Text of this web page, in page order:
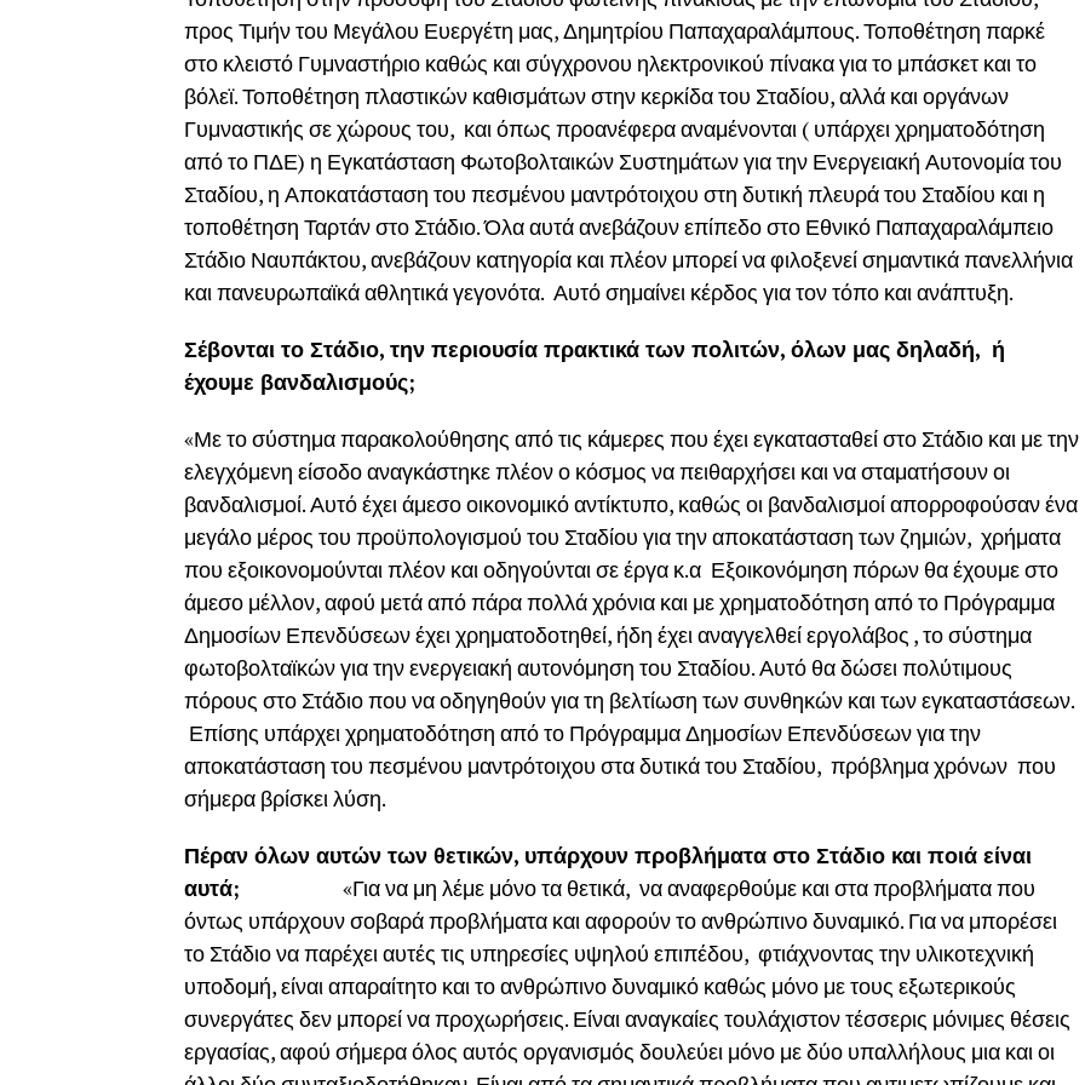
προς Τιμήν του Μεγάλου Ευεργέτη μας, Δημητρίου Παπαχαραλάμπους. Τοποθέτηση παρκέ
στο κλειστό Γυμναστήριο καθώς και σύγχρονου ηλεκτρονικού πίνακα για το μπάσκετ και το
βόλεϊ. Τοποθέτηση πλαστικών καθισμάτων στην κερκίδα του Σταδίου, αλλά και οργάνων
Γυμναστικής σε χώρους του, και όπως προανέφερα αναμένονται ( υπάρχει χρηματοδότηση
από το ΠΔΕ) η Εγκατάσταση Φωτοβολταικών Συστημάτων για την Ενεργειακή Αυτονομία του
Σταδίου, η Αποκατάσταση του πεσμένου μαντρότοιχου στη δυτική πλευρά του Σταδίου και η
τοποθέτηση Ταρτάν στο Στάδιο. Όλα αυτά ανεβάζουν επίπεδο στο Εθνικό Παπαχαραλάμπειο
Στάδιο Ναυπάκτου, ανεβάζουν κατηγορία και πλέον μπορεί να φιλοξενεί σημαντικά πανελλήνια
και πανευρωπαϊκά αθλητικά γεγονότα. Αυτό σημαίνει κέρδος για τον τόπο και ανάπτυξη.
Σέβονται το Στάδιο, την περιουσία πρακτικά των πολιτών, όλων μας δηλαδή, ή
έχουμε βανδαλισμούς;
«Με το σύστημα παρακολούθησης από τις κάμερες που έχει εγκατασταθεί στο Στάδιο και με την
ελεγχόμενη είσοδο αναγκάστηκε πλέον ο κόσμος να πειθαρχήσει και να σταματήσουν οι
βανδαλισμοί. Αυτό έχει άμεσο οικονομικό αντίκτυπο, καθώς οι βανδαλισμοί απορροφούσαν ένα
μεγάλο μέρος του προϋπολογισμού του Σταδίου για την αποκατάσταση των ζημιών, χρήματα
που εξοικονομούνται πλέον και οδηγούνται σε έργα κ.α Εξοικονόμηση πόρων θα έχουμε στο
άμεσο μέλλον, αφού μετά από πάρα πολλά χρόνια και με χρηματοδότηση από το Πρόγραμμα
Δημοσίων Επενδύσεων έχει χρηματοδοτηθεί, ήδη έχει αναγγελθεί εργολάβος , το σύστημα
φωτοβολταϊκών για την ενεργειακή αυτονόμηση του Σταδίου. Αυτό θα δώσει πολύτιμους
πόρους στο Στάδιο που να οδηγηθούν για τη βελτίωση των συνθηκών και των εγκαταστάσεων.
Επίσης υπάρχει χρηματοδότηση από το Πρόγραμμα Δημοσίων Επενδύσεων για την
αποκατάσταση του πεσμένου μαντρότοιχου στα δυτικά του Σταδίου, πρόβλημα χρόνων που
σήμερα βρίσκει λύση.
Πέραν όλων αυτών των θετικών, υπάρχουν προβλήματα στο Στάδιο και ποιά είναι
αυτά; «Για να μη λέμε μόνο τα θετικά, να αναφερθούμε και στα προβλήματα που
όντως υπάρχουν σοβαρά προβλήματα και αφορούν το ανθρώπινο δυναμικό. Για να μπορέσει
το Στάδιο να παρέχει αυτές τις υπηρεσίες υψηλού επιπέδου, φτιάχνοντας την υλικοτεχνική
υποδομή, είναι απαραίτητο και το ανθρώπινο δυναμικό καθώς μόνο με τους εξωτερικούς
συνεργάτες δεν μπορεί να προχωρήσεις. Είναι αναγκαίες τουλάχιστον τέσσερις μόνιμες θέσεις
εργασίας, αφού σήμερα όλος αυτός οργανισμός δουλεύει μόνο με δύο υπαλλήλους μια και οι